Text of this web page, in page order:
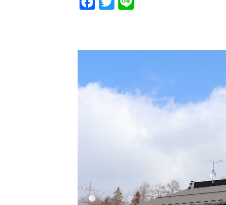
a
e
o
o
w
er